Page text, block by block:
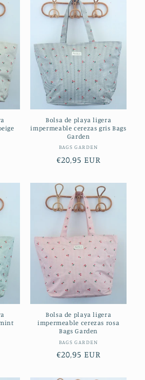
Bolsa de playa ligera
impermeable cerezas gris Bags
Garden
Proveedor:
BAGS GARDEN
Precio
€20,95 EUR
Bolsa de playa ligera
impermeable cerezas rosa
Bags Garden
Proveedor:
BAGS GARDEN
Precio
€20,95 EUR